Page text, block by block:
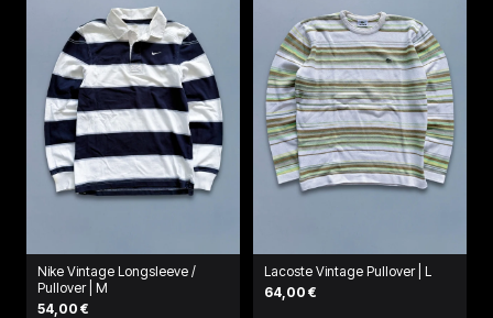
Nike Vintage Longsleeve /
Pullover | M
54,00 €
Lacoste Vintage Pullover | L
64,00 €